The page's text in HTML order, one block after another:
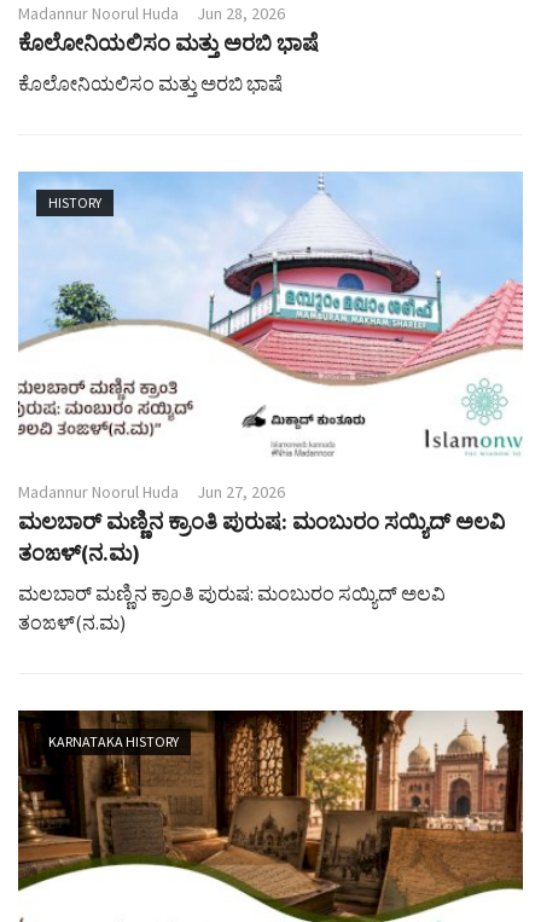
Madannur Noorul Huda Jun 28, 2026
ಕೊಲೋನಿಯಲಿಸಂ ಮತ್ತು ಅರಬಿ ಭಾಷೆ
ಕೊಲೋನಿಯಲಿಸಂ ಮತ್ತು ಅರಬಿ ಭಾಷೆ
HISTORY
Madannur Noorul Huda Jun 27, 2026
ಮಲಬಾರ್ ಮಣ್ಣಿನ ಕ್ರಾಂತಿ ಪುರುಷ: ಮಂಬುರಂ ಸಯ್ಯಿದ್ ಅಲವಿ
ತಂಙಳ್(ನ.ಮ)
ಮಲಬಾರ್ ಮಣ್ಣಿನ ಕ್ರಾಂತಿ ಪುರುಷ: ಮಂಬುರಂ ಸಯ್ಯಿದ್ ಅಲವಿ
ತಂಙಳ್(ನ.ಮ)
KARNATAKA HISTORY